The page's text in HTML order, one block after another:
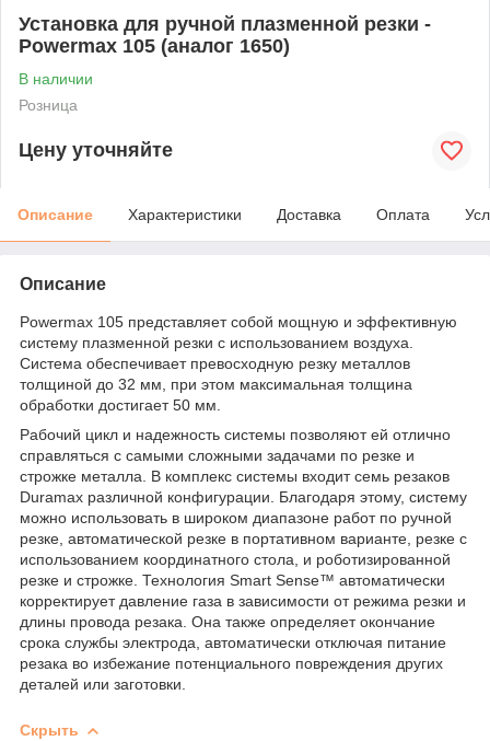
Установка для ручной плазменной резки -
Powermax 105 (аналог 1650)
В наличии
Розница
Цену уточняйте
Описание Характеристики Доставка Оплата
Описание
Powermax 105 представляет собой мощную и эффективную
систему плазменной резки с использованием воздуха.
Система обеспечивает превосходную резку металлов
толщиной до 32 мм, при этом максимальная толщина
обработки достигает 50 мм.
Рабочий цикл и надежность системы позволяют ей отлично
справляться с самыми сложными задачами по резке и
строжке металла. В комплекс системы входит семь резаков
Duramax различной конфигурации. Благодаря этому, систему
можно использовать в широком диапазоне работ по ручной
резке, автоматической резке в портативном варианте, резке с
использованием координатного стола, и роботизированной
резке и строжке. Технология Smart Sense™ автоматически
корректирует давление газа в зависимости от режима резки и
длины провода резака. Она также определяет окончание
срока службы электрода, автоматически отключая питание
резака во избежание потенциального повреждения других
деталей или заготовки.
Скрыть